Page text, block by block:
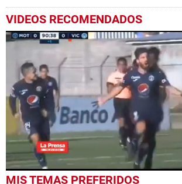
VIDEOS RECOMENDADOS
0
MIS TEMAS PREFERIDOS